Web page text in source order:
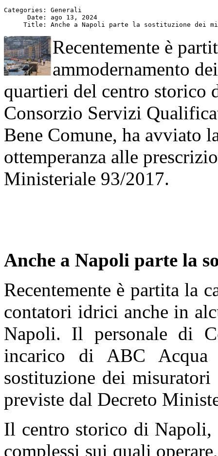
Categories: Generali
      Date: ago 13, 2024
Recentemente è
ammodernamento
quartieri del centro storico
Consorzio Servizi
Bene Comune, ha avviato
ottemperanza alle
Ministeriale 93/2017.
Anche a Napoli parte la
Recentemente è partita la
contatori idrici anche in
Napoli. Il personale di
incarico di ABC Acqua
sostituzione dei
previste dal Decreto
Il centro storico di Napoli,
complessi sui quali